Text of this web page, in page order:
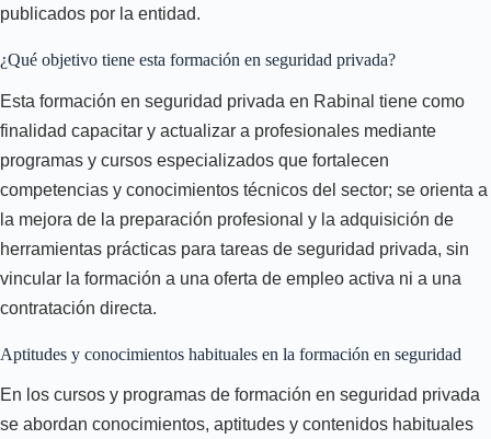
publicados por la entidad.
¿Qué objetivo tiene esta formación en seguridad privada?
Esta formación en seguridad privada en Rabinal tiene como
finalidad capacitar y actualizar a profesionales mediante
programas y cursos especializados que fortalecen
competencias y conocimientos técnicos del sector; se orienta a
la mejora de la preparación profesional y la adquisición de
herramientas prácticas para tareas de seguridad privada, sin
vincular la formación a una oferta de empleo activa ni a una
contratación directa.
Aptitudes y conocimientos habituales en la formación en seguridad
En los cursos y programas de formación en seguridad privada
se abordan conocimientos, aptitudes y contenidos habituales